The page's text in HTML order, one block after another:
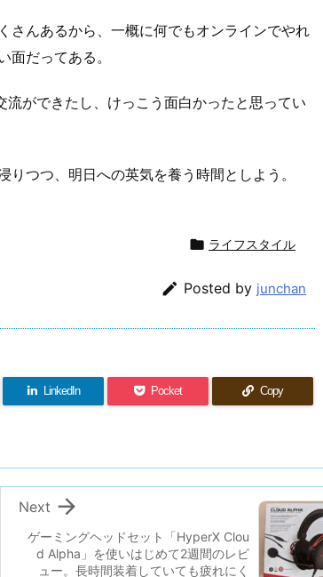
さんあるから、一概に何でもオンラインでやれ
だってある。
ができたし、けっこう面白かったと思ってい
つつ、明日への英気を養う時間としよう。
 ライフスタイル
 Posted by junchan
LinkedIn Pocket Copy
ゲーミングヘッドセット「HyperX Clou
d Alpha」を使いはじめて2週間のレビ
ュー。長時間装着していても疲れにく

Next